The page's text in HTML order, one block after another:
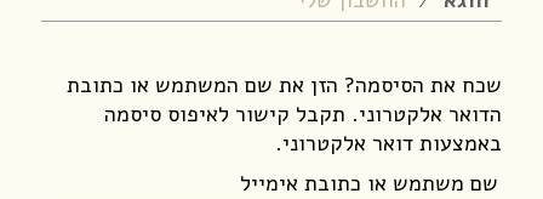
שכח את הסיסמה? הזן את שם המשתמש או כתובת
הדואר אלקטרוני. תקבל קישור לאיפוס סיסמה
באמצעות דואר אלקטרוני.
שם משתמש או כתובת אימייל